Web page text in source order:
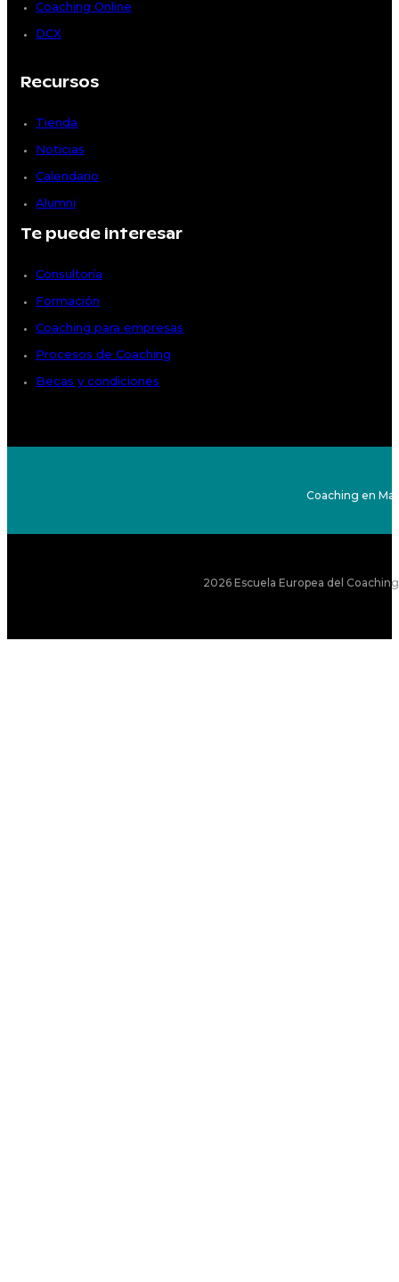
Coaching Online
DCX
Recursos
Tienda
Noticias
Calendario
Alumni
Te puede interesar
Consultoría
Formación
Coaching para empresas
Procesos de Coaching
Becas y condiciones
Coaching en
2026 Escuela Europea del Coaching